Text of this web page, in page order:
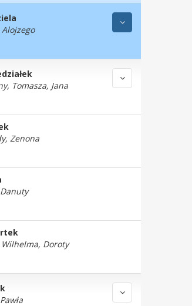
Tomasza, Jana
Zenona
Doroty